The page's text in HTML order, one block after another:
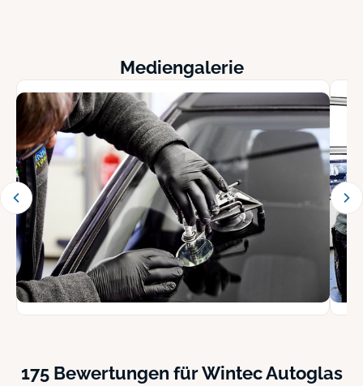
Mediengalerie
175 Bewertungen für Wintec Autoglas